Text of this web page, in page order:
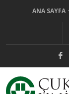
ANA SAYFA